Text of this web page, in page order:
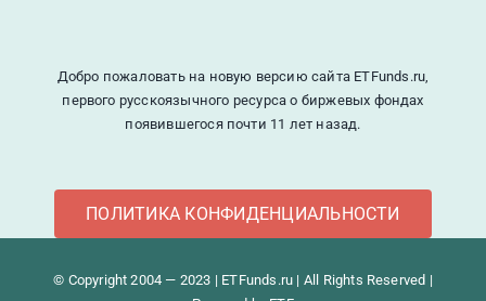
Добро пожаловать на новую версию сайта ETFunds.ru,
первого русскоязычного ресурса о биржевых фондах
появившегося почти 11 лет назад.
ПОЛИТИКА КОНФИДЕНЦИАЛЬНОСТИ
© Copyright 2004 — 2023 | ETFunds.ru | All Rights Reserved |